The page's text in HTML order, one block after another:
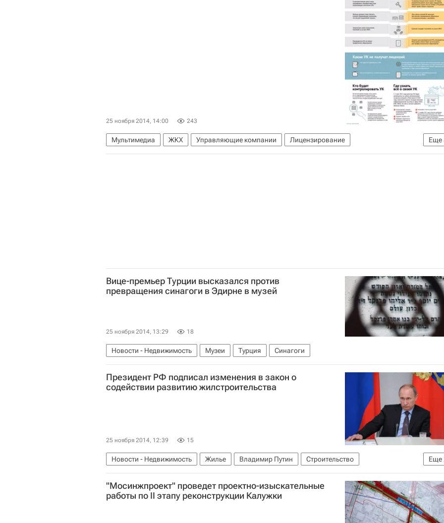
25 ноября 2014, 14:00 243
Еще
Мультимедиа ЖКХ Управляющие компании
Лицензирование
Лицензирование управляющих компаний в сфере ЖКХ
Россия
Вице-премьер Турции высказался против
превращения синагоги в Эдирне в музей
25 ноября 2014, 13:29 18
Новости - Недвижимость Музеи Турция Синагоги
Президент РФ подписал изменения в закон о
содействии развитию жилстроительства
25 ноября 2014, 12:39 15
Еще
Новости - Недвижимость Жилье Владимир Путин
Строительство
Законодательство
Россия
"Мосинжпроект" проведет проектно-изыскательные
работы по II этапу реконструкции Калужки